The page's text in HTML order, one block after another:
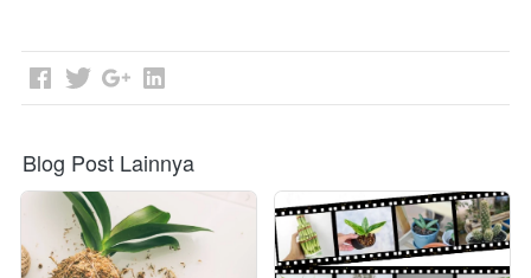
Blog Post Lainnya